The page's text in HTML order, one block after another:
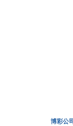
博彩公